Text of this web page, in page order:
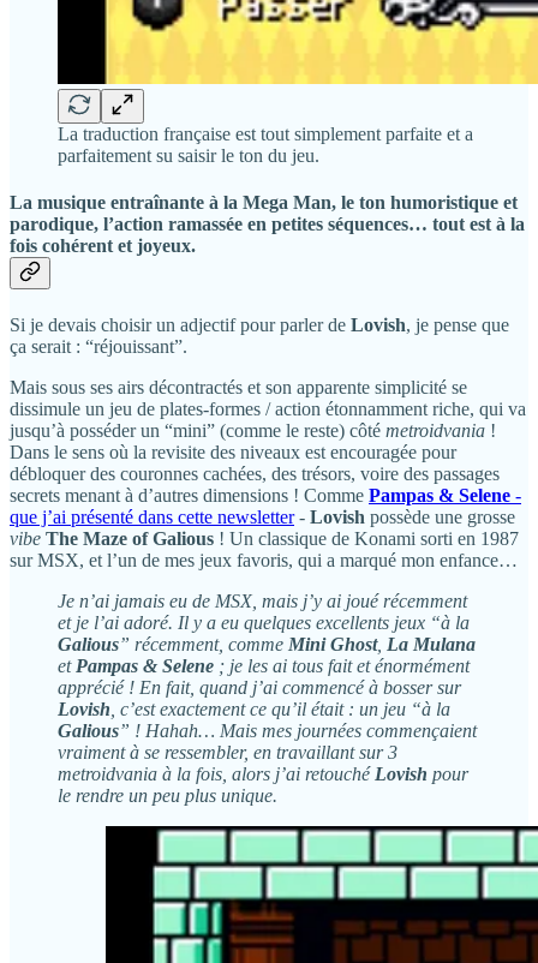
La traduction française est tout simplement parfaite et a
parfaitement su saisir le ton du jeu.
La musique entraînante à la Mega Man, le ton humoristique et
parodique, l’action ramassée en petites séquences… tout est à la
fois cohérent et joyeux.
Si je devais choisir un adjectif pour parler de Lovish, je pense que
ça serait : “réjouissant”.
Mais sous ses airs décontractés et son apparente simplicité se
dissimule un jeu de plates-formes / action étonnamment riche, qui va
jusqu’à posséder un “mini” (comme le reste) côté metroidvania !
Dans le sens où la revisite des niveaux est encouragée pour
débloquer des couronnes cachées, des trésors, voire des passages
secrets menant à d’autres dimensions ! Comme Pampas & Selene -
que j’ai présenté dans cette newsletter- Lovish possède une grosse
vibe The Maze of Galious ! Un classique de Konami sorti en 1987
sur MSX, et l’un de mes jeux favoris, qui a marqué mon enfance…
Je n’ai jamais eu de MSX, mais j’y ai joué récemment
et je l’ai adoré. Il y a eu quelques excellents jeux “à la
Galious” récemment, comme Mini Ghost, La Mulana
et Pampas & Selene ; je les ai tous fait et énormément
apprécié ! En fait, quand j’ai commencé à bosser sur
Lovish , c’est exactement ce qu’il était : un jeu “à la
Galious” ! Hahah… Mais mes journées commençaient
vraiment à se ressembler, en travaillant sur 3
metroidvania à la fois, alors j’ai retouché Lovish pour
le rendre un peu plus unique.